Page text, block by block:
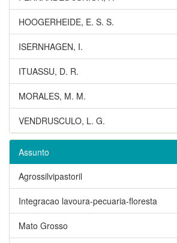
HOOGERHEIDE, E. S. S.
ISERNHAGEN, I.
ITUASSU, D. R.
MORALES, M. M.
VENDRUSCULO, L. G.
Assunto
Agrossilvipastoril
Integracao lavoura-pecuaria-floresta
Mato Grosso